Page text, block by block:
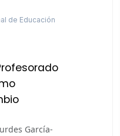
de Educación
García-